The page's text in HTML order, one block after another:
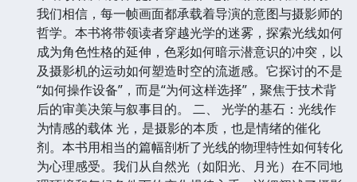
我们相信，每一帧画面都承载着导演的意图与摄影师的
哲学。本书将带领读者穿越光学的迷雾，探索光线如何
成为角色性格的延伸，色彩如何暗示潜意识的冲突，以
及摄影机的运动如何塑造时空的流逝感。它探讨的不是
“如何操作设备”，而是“为何这样选择”，聚焦于技术背
后的审美决策与叙事目的。 二、 光学的基石：光线作
为情感的载体 光，是摄影的本质，也是情绪的催化
剂。本书用相当的篇幅剖析了光线的物理特性如何转化
为心理感受。我们从自然光（如阳光、月光）在不同地